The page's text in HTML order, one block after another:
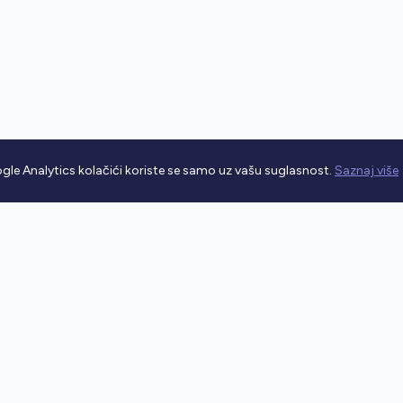
Analytics kolačići koriste se samo uz vašu suglasnost. Saznaj više